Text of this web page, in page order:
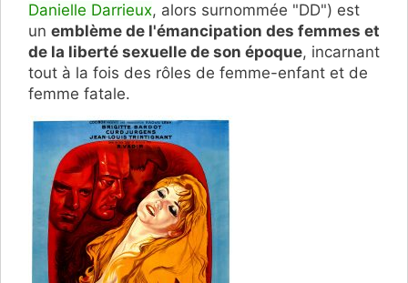
Danielle Darrieux, alors surnommée "DD") est
un emblème de l'émancipation des femmes et
de la liberté sexuelle de son époque, incarnant
tout à la fois des rôles de femme-enfant et de
femme fatale.